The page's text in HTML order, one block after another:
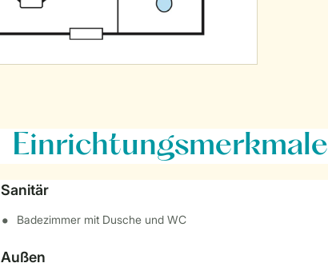
Einrichtungsmerkmale
Sanitär
Badezimmer mit Dusche und WC
Außen